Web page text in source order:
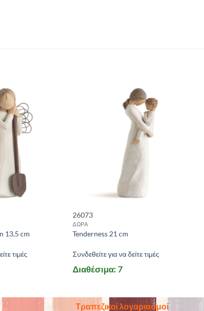
13,5 cm
τιμές
26073
ΔΩΡΑ
Tenderness 21 cm
Συνδεθείτε για να δείτε τιμές
Διαθέσιμα: 7
Τραπεζικοί λογαριασμοί